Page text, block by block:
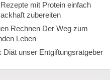
mit Protein einfach
zubereiten
Rechnen Der Weg zum
Leben
Diät unser Entgiftungsratgeber